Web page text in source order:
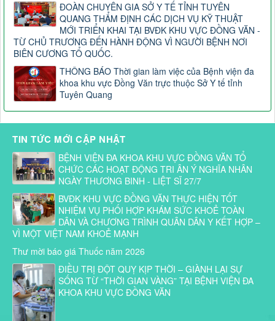
ĐOÀN CHUYÊN GIA SỞ Y TẾ TỈNH TUYÊN
QUANG THẨM ĐỊNH CÁC DỊCH VỤ KỸ THUẬT
MỚI TRIỂN KHAI TẠI BVĐK KHU VỰC ĐỒNG VĂN -
TỪ CHỦ TRƯƠNG ĐẾN HÀNH ĐỘNG VÌ NGƯỜI BỆNH NƠI
BIÊN CƯƠNG TỔ QUỐC.
THÔNG BÁO Thời gian làm việc của Bệnh viện đa
khoa khu vực Đồng Văn trực thuộc Sở Y tế tỉnh
Tuyên Quang
TIN TỨC MỚI CẬP NHẬT
BỆNH VIỆN ĐA KHOA KHU VỰC ĐỒNG VĂN TỔ
CHỨC CÁC HOẠT ĐỘNG TRI ÂN Ý NGHĨA NHÂN
NGÀY THƯƠNG BINH - LIỆT SĨ 27/7
BVĐK KHU VỰC ĐỒNG VĂN THỰC HIỆN TỐT
NHIỆM VỤ PHỐI HỢP KHÁM SỨC KHOẺ TOÀN
DÂN VÀ CHƯƠNG TRÌNH QUÂN DÂN Y KẾT HỢP –
VÌ MỘT VIỆT NAM KHOẺ MẠNH
Thư mời báo giá Thuốc năm 2026
ĐIỀU TRỊ ĐỘT QUỴ KỊP THỜI – GIÀNH LẠI SỰ
SỐNG TỪ “THỜI GIAN VÀNG” TẠI BỆNH VIỆN ĐA
KHOA KHU VỰC ĐỒNG VĂN